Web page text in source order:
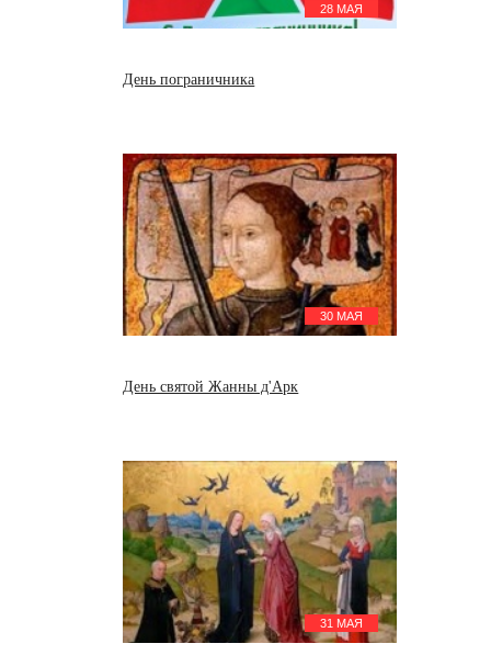
28 МАЯ
День пограничника
30 МАЯ
День святой Жанны д'Арк
31 МАЯ